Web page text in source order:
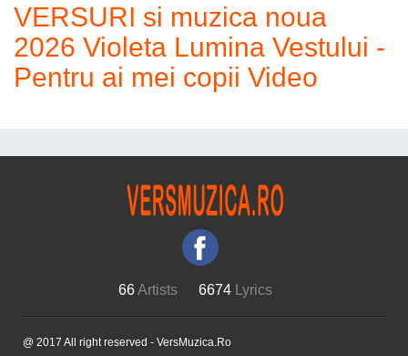
VERSURI si muzica noua
2026 Violeta Lumina Vestului -
Pentru ai mei copii Video
66Artists 6674 Lyrics
@ 2017 All right reserved - VersMuzica.Ro